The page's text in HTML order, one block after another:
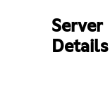
Server
Details